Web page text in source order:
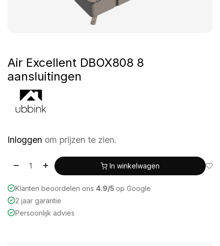
Air Excellent DBOX808 8
aansluitingen
Inloggen om prijzen te zien.
In winkelwagen
Klanten beoordelen ons 4.9/5 op Google
2 jaar garantie
Persoonlijk advies